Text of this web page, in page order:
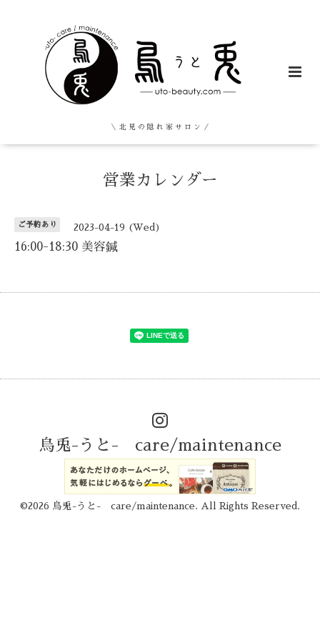
＼ 北 見 の 隠 れ 家 サ ロ ン ／
営業カレンダー
ご予約あり 2023-04-19 (Wed)
16:00-18:30 美容鍼
烏兎-うと- care/maintenance
©2026 烏兎-うと- care/maintenance . All Rights Reserved.